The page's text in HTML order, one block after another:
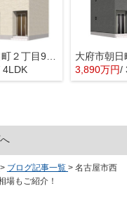
4LDK 3,890万円/
> ブログ記事一覧 > 名古屋市西
場もご紹介！